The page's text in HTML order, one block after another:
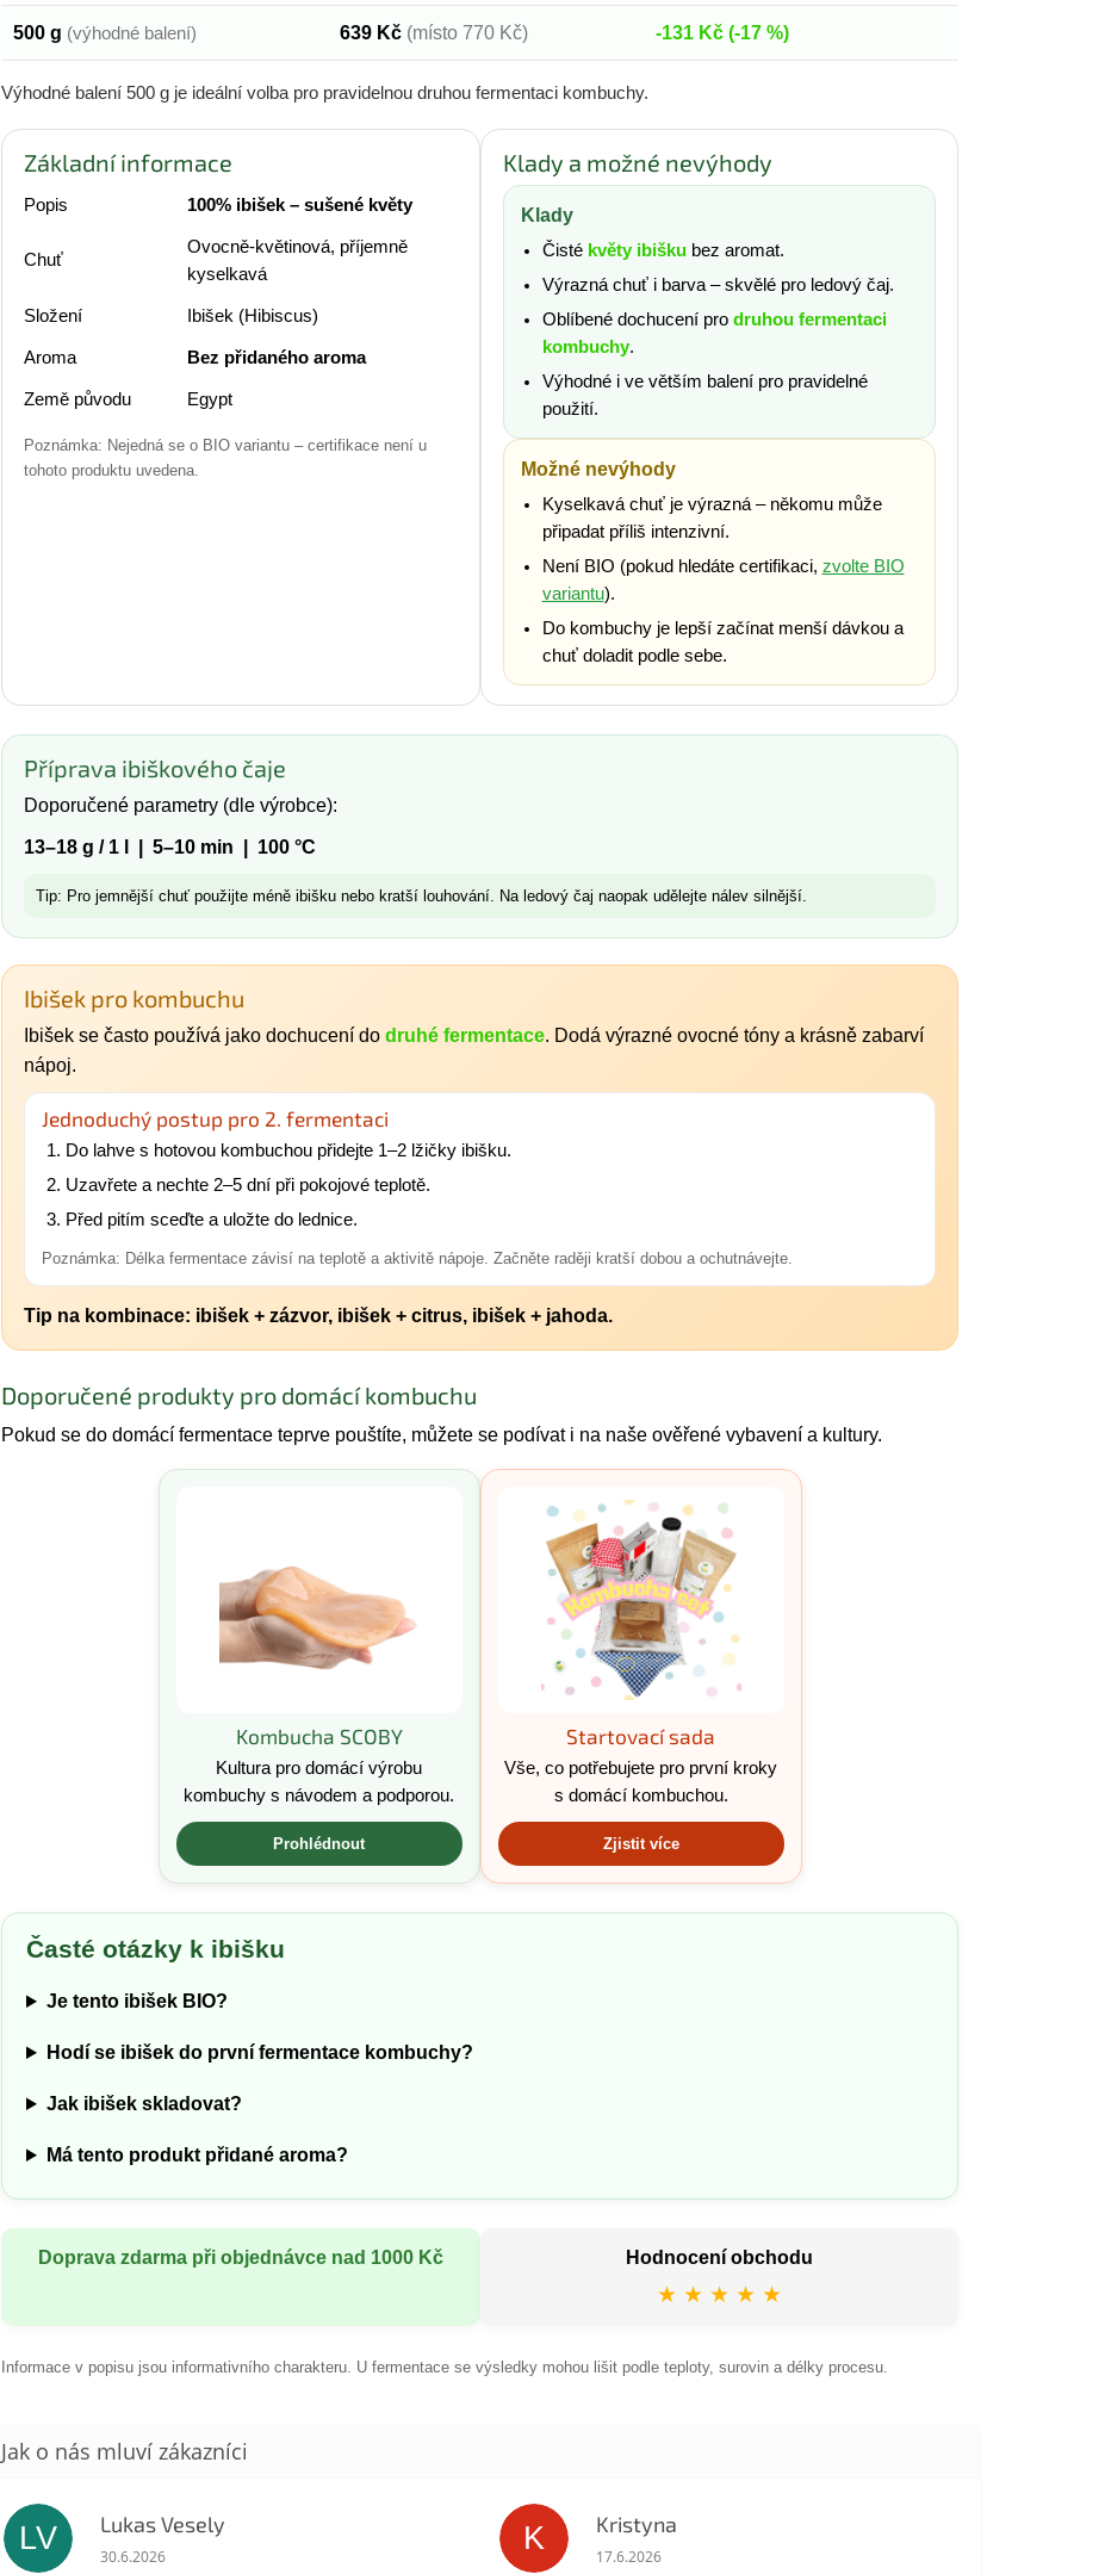
500 g (výhodné balení) 639 Kč (místo 770 Kč) -131 Kč (-17 %)
Výhodné balení 500 g je ideální volba pro pravidelnou druhou fermentaci kombuchy.
Základní informace
Popis 100% ibišek – sušené květy
Chuť
Ovocně-květinová, příjemně
kyselkavá
Složení Ibišek (Hibiscus)
Aroma Bez přidaného aroma
Země původu Egypt
Poznámka: Nejedná se o BIO variantu – certifikace není u
tohoto produktu uvedena.
Klady a možné nevýhody
Klady
Čisté květy ibiškubez aromat.
Výrazná chuť i barva – skvělé pro ledový čaj.
Oblíbené dochucení pro druhou fermentaci
kombuchy.
Výhodné i ve větším balení pro pravidelné
použití.
Možné nevýhody
Kyselkavá chuť je výrazná – někomu může
připadat příliš intenzivní.
Není BIO (pokud hledáte certifikaci, zvolte BIO
variantu).
Do kombuchy je lepší začínat menší dávkou a
chuť doladit podle sebe.
Příprava ibiškového čaje
Doporučené parametry (dle výrobce):
13–18 g / 1 l | 5–10 min | 100 °C
Tip: Pro jemnější chuť použijte méně ibišku nebo kratší louhování. Na ledový čaj naopak udělejte nálev silnější.
Ibišek pro kombuchu
Ibišek se často používá jako dochucení do druhé fermentace. Dodá výrazné ovocné tóny a krásně zabarví
nápoj.
Jednoduchý postup pro 2. fermentaci
Do lahve s hotovou kombuchou přidejte 1–2 lžičky ibišku.
Uzavřete a nechte 2–5 dní při pokojové teplotě.
Před pitím sceďte a uložte do lednice.
Poznámka: Délka fermentace závisí na teplotě a aktivitě nápoje. Začněte raději kratší dobou a ochutnávejte.
Tip na kombinace: ibišek + zázvor, ibišek + citrus, ibišek + jahoda.
Doporučené produkty pro domácí kombuchu
Pokud se do domácí fermentace teprve pouštíte, můžete se podívat i na naše ověřené vybavení a kultury.
Kombucha SCOBY
Kultura pro domácí výrobu
kombuchy s návodem a podporou.
Prohlédnout
Startovací sada
Vše, co potřebujete pro první kroky
s domácí kombuchou.
Zjistit více
Časté otázky k ibišku
Je tento ibišek BIO?
Hodí se ibišek do první fermentace kombuchy?
Jak ibišek skladovat?
Má tento produkt přidané aroma?
Doprava zdarma při objednávce nad 1000 Kč Hodnocení obchodu
★ ★ ★ ★ ★
Informace v popisu jsou informativního charakteru. U fermentace se výsledky mohou lišit podle teploty, surovin a délky procesu.
LV Lukas Vesely
Hodnocení obchodu je 5 z 5 hvězdiček.
30.6.2026
K Kristyna
Hodnocení obchodu je 5 z 5 hvězdiček.
17.6.2026